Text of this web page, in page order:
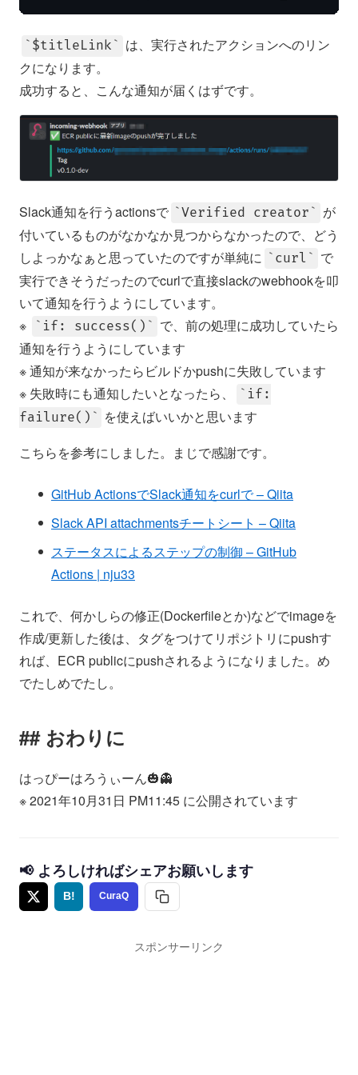
$titleLink
は、実行されたアクションへのリン
クになります。
成功すると、こんな通知が届くはずです。
Slack通知を行うactionsで Verified creator
が
付いているものがなかなか見つからなかったので、どう
しよっかなぁと思っていたのですが単純に
curl
で
実行できそうだったのでcurlで直接slackのwebhookを叩
いて通知を行うようにしています。
※
if: success()
で、前の処理に成功していたら
通知を行うようにしています
※ 通知が来なかったらビルドかpushに失敗しています
※ 失敗時にも通知したいとなったら、
if:
failure()
を使えばいいかと思います
こちらを参考にしました。まじで感謝です。
GitHub ActionsでSlack通知をcurlで – Qiita
Slack API attachmentsチートシート – Qiita
ステータスによるステップの制御 – GitHub
Actions | nju33
これで、何かしらの修正(Dockerfileとか)などでimageを
作成/更新した後は、タグをつけてリポジトリにpushす
れば、ECR publicにpushされるようになりました。め
でたしめでたし。
おわりに
はっぴーはろうぃーん🎃👻
※ 2021年10月31日 PM11:45 に公開されています
📢 よろしければシェアお願いします
B! CuraQ
スポンサーリンク